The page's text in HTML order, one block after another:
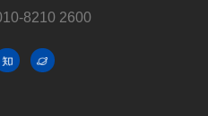
8210 2600